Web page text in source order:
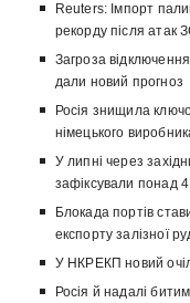
Reuters: Імпорт
рекорду після атак
Загроза
дали новий прогноз
Росія знищила
німецького
У липні через
зафіксували понад
Блокада портів
експорту залізної
У НКРЕКП новий
Росія й надалі